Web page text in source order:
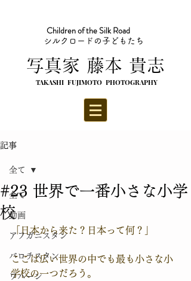
​写真家 藤本 貴志
TAKASHI FUJIMOTO PHOTOGRAPHY
Children of the Silk Road
シルクロードの子どもたち
記事
全て
動画
アフガニスタン
バロチスタン
ワハーン
全て
#23 世界で一番小さな小学
校
「日本から来た？日本って何？」
ここは広い世界の中でも最も小さな小
学校の一つだろう。